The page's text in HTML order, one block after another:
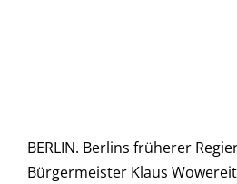
BERLIN. Berlins früherer
Bürgermeister Klaus